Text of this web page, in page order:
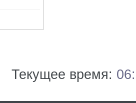
Текущее время: